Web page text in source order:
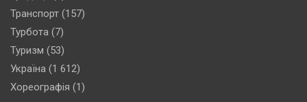
Транспорт (157)
Турбота (7)
Туризм (53)
Україна (1 612)
Хореографія (1)